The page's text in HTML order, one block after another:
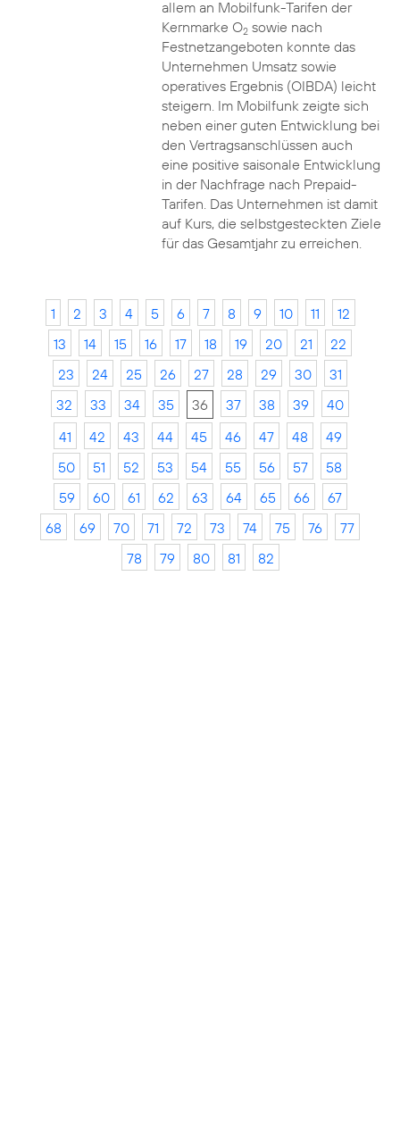
allem an Mobilfunk-Tarifen der
Kernmarke O2sowie nach
Festnetzangeboten konnte das
Unternehmen Umsatz sowie
operatives Ergebnis (OIBDA) leicht
steigern. Im Mobilfunk zeigte sich
neben einer guten Entwicklung bei
den Vertragsanschlüssen auch
eine positive saisonale Entwicklung
in der Nachfrage nach Prepaid-
Tarifen. Das Unternehmen ist damit
auf Kurs, die selbstgesteckten Ziele
für das Gesamtjahr zu erreichen.
1 2 3 4 5 6 7 8 9 10 11
12
13
14 15 16 17 18 19 20 21
22
23
24 25 26 27 28 29 30
31
32
33 34 35 36 37 38 39
40
41
42 43 44 45 46 47 48
49
50
51 52 53 54 55 56 57
58
59
60 61 62 63 64 65 66
67
68
69 70 71 72 73 74 75 76
77
78
79 80 81 82